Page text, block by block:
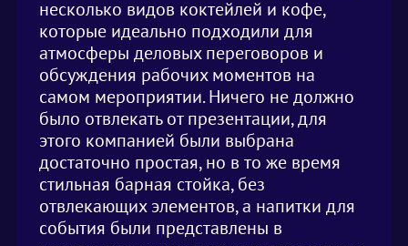
несколько видов коктейлей и кофе,
которые идеально подходили для
атмосферы деловых переговоров и
обсуждения рабочих моментов на
самом мероприятии. Ничего не должно
было отвлекать от презентации, для
этого компанией были выбрана
достаточно простая, но в то же время
стильная барная стойка, без
отвлекающих элементов, а напитки для
события были представлены в